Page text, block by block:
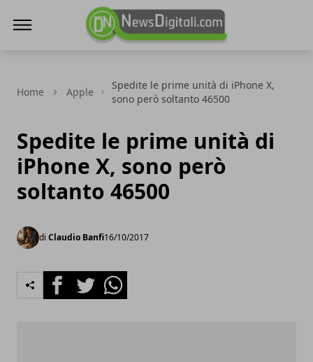
Home Apple
Spedite le prime unità di iPhone X,
sono però soltanto 46500
Spedite le prime unità di
iPhone X, sono però
soltanto 46500
di Claudio Banfi16/10/2017
FacebookTwitterWhatsapp